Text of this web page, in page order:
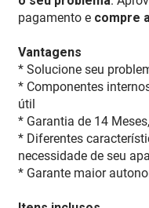
pagamento e compre
Vantagens
* Solucione seu
* Componentes
útil
* Garantia de 14
* Diferentes
necessidade de seu
* Garante maior